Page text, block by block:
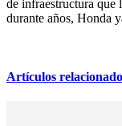
de infraestructura que
durante años, Honda
Artículos